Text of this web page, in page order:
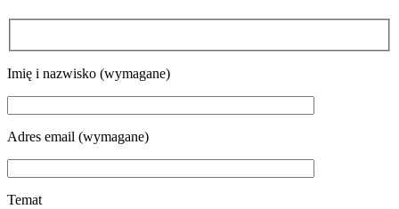
Please leave this field empty.
Imię i nazwisko (wymagane)
Adres email (wymagane)
Temat